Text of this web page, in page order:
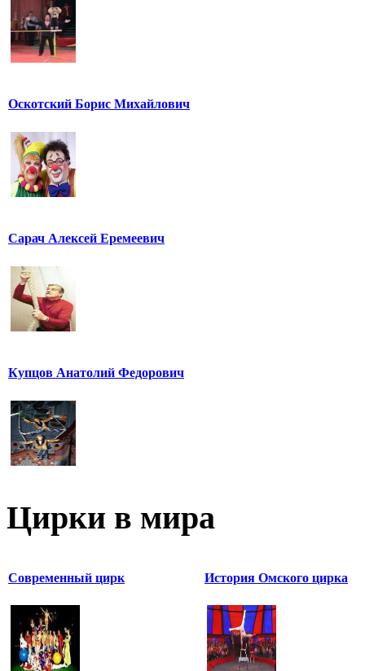
Оскотский Борис Михайлович
Сарач Алексей Еремеевич
Купцов Анатолий Федорович
Цирки в мира
Современный цирк История Омского цирка